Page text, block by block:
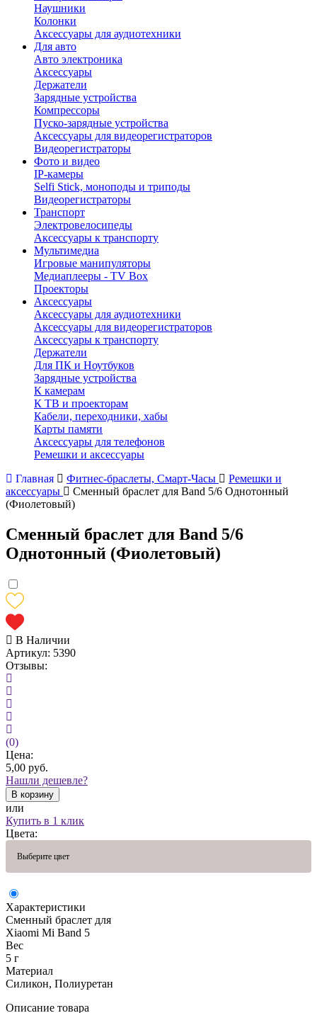
Наушники
Колонки
Аксессуары для аудиотехники
Для авто
Авто электроника
Аксессуары
Держатели
Зарядные устройства
Компрессоры
Пуско-зарядные устройства
Аксессуары для видеорегистраторов
Видеорегистраторы
Фото и видео
IP-камеры
Selfi Stick, моноподы и триподы
Видеорегистраторы
Транспорт
Электровелосипеды
Аксессуары к транспорту
Мультимедиа
Игровые манипуляторы
Медиаплееры - TV Box
Проекторы
Аксессуары
Аксессуары для аудиотехники
Аксессуары для видеорегистраторов
Аксессуары к транспорту
Держатели
Для ПК и Ноутбуков
Зарядные устройства
К камерам
К ТВ и проекторам
Кабели, переходники, хабы
Карты памяти
Аксессуары для телефонов
Ремешки и аксессуары
Главная
Фитнес-браслеты, Смарт-Часы
Ремешки и
аксессуары
Сменный браслет для Band 5/6 Однотонный
(Фиолетовый)
Сменный браслет для Band 5/6
Однотонный (Фиолетовый)
В Наличии
Артикул: 5390
Отзывы:
(0)
Цена:
5,00 руб.
Нашли дешевле?
В корзину
или
Купить в 1 клик
Цвета:
Выберите цвет
Характеристики
Сменный браслет для
Xiaomi Mi Band 5
Вес
5 г
Материал
Силикон, Полиуретан
Описание товара